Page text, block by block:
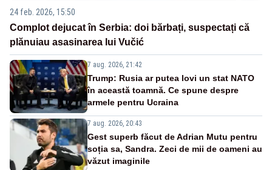
24 feb. 2026, 15:50
Complot dejucat în Serbia: doi bărbați, suspectați că
plănuiau asasinarea lui Vučić
7 aug. 2026, 21:42
Trump: Rusia ar putea lovi un stat NATO
în această toamnă. Ce spune despre
armele pentru Ucraina
7 aug. 2026, 20:43
Gest superb făcut de Adrian Mutu pentru
soția sa, Sandra. Zeci de mii de oameni au
văzut imaginile